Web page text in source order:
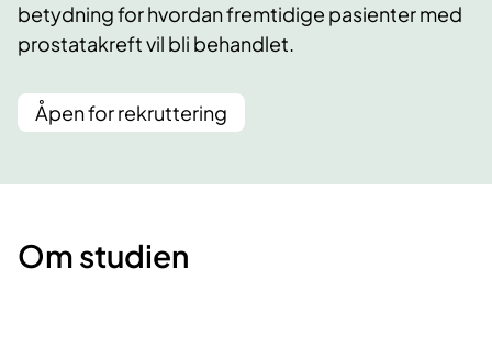
betydning for hvordan fremtidige pasienter med
prostatakreft vil bli behandlet.
Åpen for rekruttering
Om studien